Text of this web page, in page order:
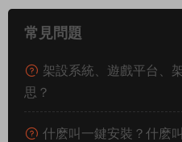
常見問題
架設系統、遊戲平台、
思？
什麽叫一鍵安裝？什麽